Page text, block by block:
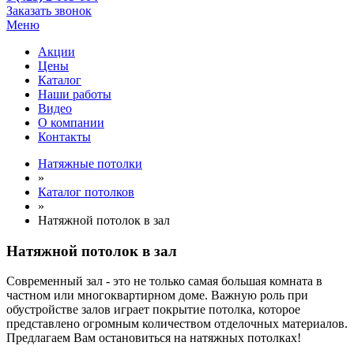
Заказать звонок
Меню
Акции
Цены
Каталог
Наши работы
Видео
О компании
Контакты
Натяжные потолки
»
Каталог потолков
»
Натяжной потолок в зал
Натяжной потолок в зал
Современный зал - это не только самая большая комната в
частном или многоквартирном доме. Важную роль при
обустройстве залов играет покрытие потолка, которое
представлено огромным количеством отделочных материалов.
Предлагаем Вам остановиться на натяжных потолках!